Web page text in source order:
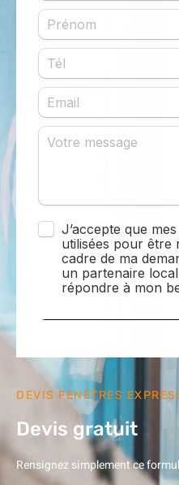
DEVIS FENÊTRES
Devis gratuit
Rensignez simplement ce